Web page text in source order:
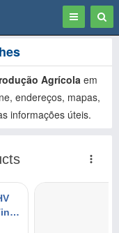
Toggle
navigation
Agrícolaem
endereços, mapas,
informações úteis.